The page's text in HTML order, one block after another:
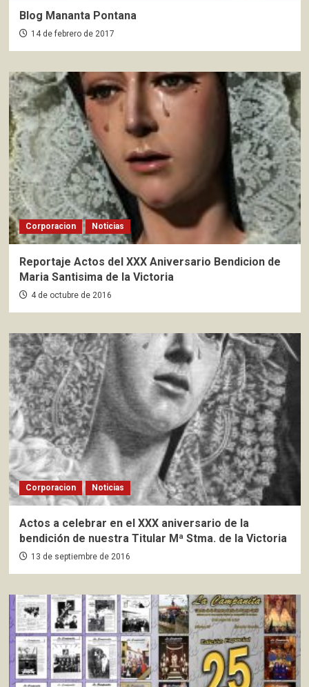
Blog Mananta Pontana
14 de febrero de 2017
Corporacion Noticias
Reportaje Actos del XXX Aniversario Bendicion de
Maria Santisima de la Victoria
4 de octubre de 2016
Corporacion Noticias
Actos a celebrar en el XXX aniversario de la
bendición de nuestra Titular Mª Stma. de la Victoria
13 de septiembre de 2016